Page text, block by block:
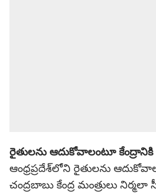
రైతులను ఆదుకోవాలంటూ కేంద్రానికి
ఆంధ్రప్రదేశ్‌లోని రైతులను
చంద్రబాబు కేంద్ర మంత్రులు